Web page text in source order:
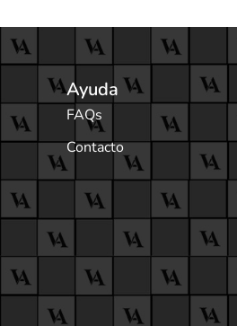
Ayuda
FAQs
Contacto